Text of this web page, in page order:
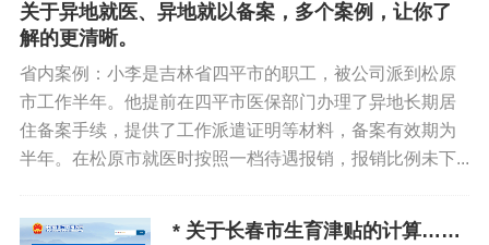
差额，按女职工生育前的工资标准发
关于异地就医、异地就以备案，多个案例，让你了
解的更清晰。
省内案例：小李是吉林省四平市的职工，被公司派到松原
市工作半年。他提前在四平市医保部门办理了异地长期居
住备案手续，提供了工作派遣证明等材料，备案有效期为
半年。在松原市就医时按照一档待遇报销，报销比例未下...
* 关于长春市生育津贴的计算……